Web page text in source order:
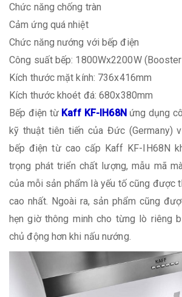
Chức năng chống tràn
Cảm ứng quá nhiệt
Chức năng nướng với bếp điện
Công suất bếp: 1800Wx2200W
Kích thước mặt kính: 736x416mm
Kích thước khoét đá: 680x380mm
Bếp điện từ Kaff KF-IH68N ứng dụng
kỹ thuật tiên tiến của Đức (Germany)
bếp điện từ cao cấp Kaff KF-IH68N
trọng phát triển chất lượng, mẫu mã
của mỗi sản phẩm là yếu tố cũng được
cao nhất. Ngoài ra, sản phẩm cũng
hẹn giờ thông minh cho từng lò riêng
chủ động hơn khi nấu nướng.